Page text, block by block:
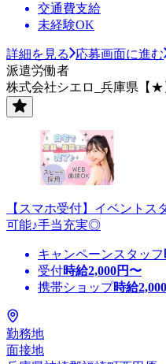
交通費支給
未経験OK
詳細を見る
応募画面に進む
派遣労働者
株式会社シエロ_兵庫県【
【スマホ受付】イベント
可能♪手当充実◎
キャンペーンスタッフ
受付時給2,000円〜
携帯ショップ時給2,000
勤務地
面接地